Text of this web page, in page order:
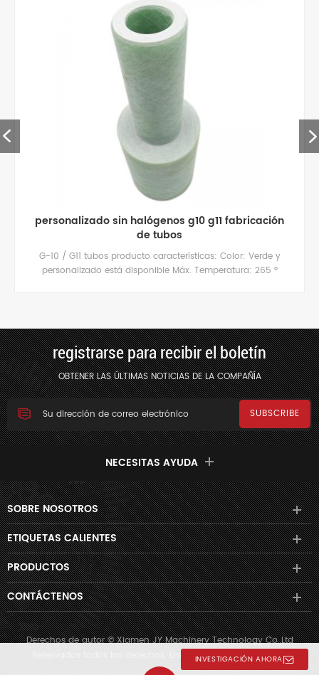
INVESTIGACIÓN AHORA
personalizado sin halógenos g10 g11 fabricación
de tubos
G-10 / G11 tubos producto características: Color: Verde y
personalizado está disponible Máx. Temperatura: 265 °
registrarse para recibir el boletín
OBTENER LAS ÚLTIMAS NOTICIAS DE LA COMPAÑÍA
NECESITAS AYUDA
SOBRE NOSOTROS
ETIQUETAS CALIENTES
PRODUCTOS
CONTÁCTENOS
Derechos de autor © Xiamen JY Machinery Technology Co.,Ltd
Reservados todos los derechos. Energizado pordyyseo.com